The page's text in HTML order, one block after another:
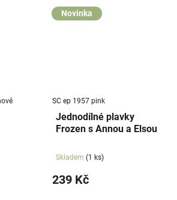
Novinka
SC ep 1957 pink
Jednodílné plavky
Frozen s Annou a Elsou
Skladem (1 ks)
239 Kč